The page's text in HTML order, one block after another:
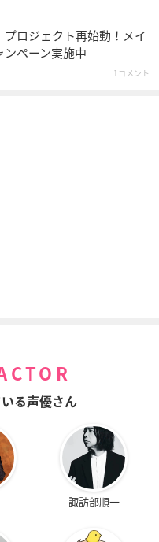
ロジェクト再始動！メイ
ペーン実施中
1コメント
る声優さん
諏訪部順一